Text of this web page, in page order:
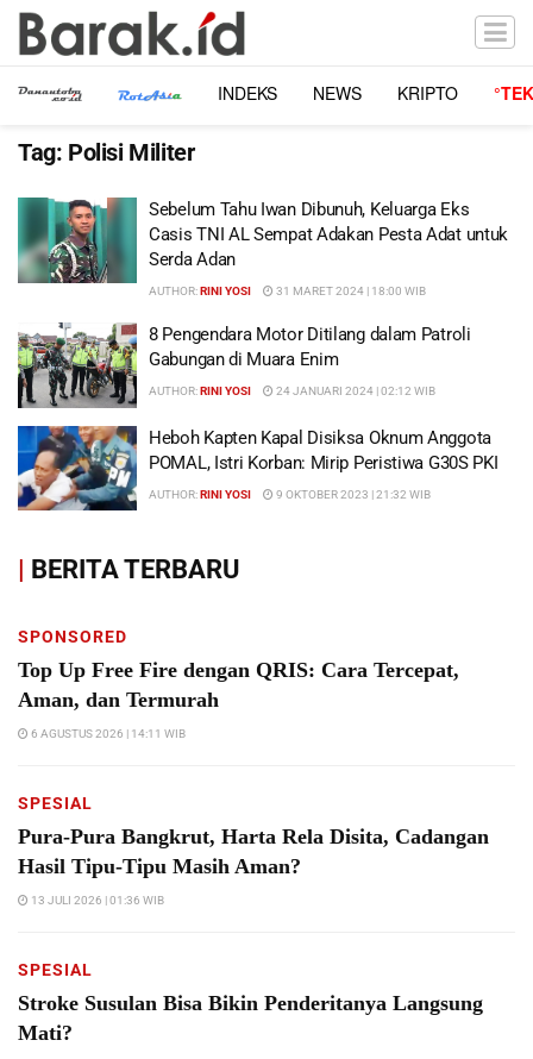
INDEKS NEWS KRIPTO
Tag: Polisi Militer
Sebelum Tahu Iwan Dibunuh, Keluarga Eks
Casis TNI AL Sempat Adakan Pesta Adat untuk
Serda Adan
AUTHOR:RINI YOSI 31 MARET 2024 | 18:00 WIB
8 Pengendara Motor Ditilang dalam Patroli
Gabungan di Muara Enim
AUTHOR:RINI YOSI 24 JANUARI 2024 | 02:12 WIB
Heboh Kapten Kapal Disiksa Oknum Anggota
POMAL, Istri Korban: Mirip Peristiwa G30S PKI
AUTHOR:RINI YOSI 9 OKTOBER 2023 | 21:32 WIB
| BERITA TERBARU
SPONSORED
Top Up Free Fire dengan QRIS: Cara Tercepat,
Aman, dan Termurah
6 AGUSTUS 2026 | 14:11 WIB
SPESIAL
Pura-Pura Bangkrut, Harta Rela Disita, Cadangan
Hasil Tipu-Tipu Masih Aman?
13 JULI 2026 | 01:36 WIB
SPESIAL
Stroke Susulan Bisa Bikin Penderitanya Langsung
Mati?